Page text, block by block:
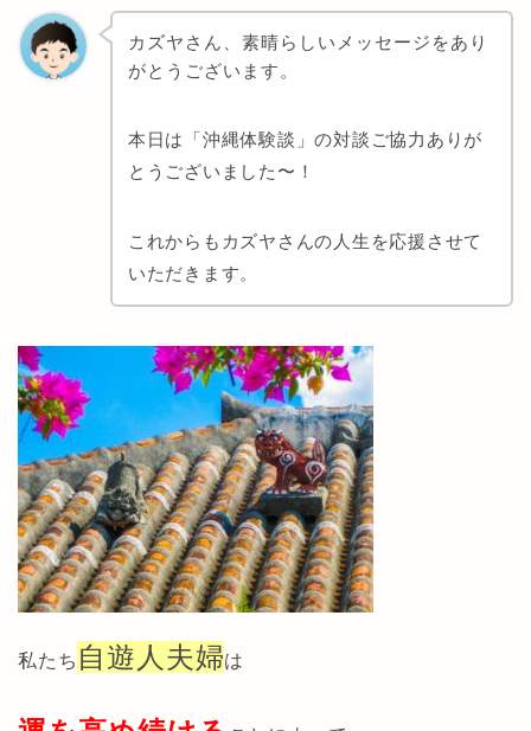
カズヤさん、素晴らしいメッセージをあり
がとうございます。
本日は「沖縄体験談」の対談ご協力ありが
とうございました〜！
これからもカズヤさんの人生を応援させて
いただきます。
私たち 自遊人夫婦は